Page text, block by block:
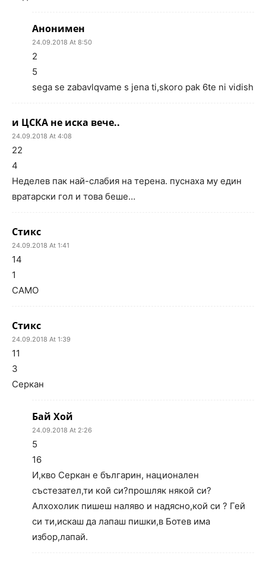
Анонимен
24.09.2018 At 8:50
2
5
sega se zabavlqvame s jena ti,skoro pak 6te ni vidish
и ЦСКА не иска вече..
24.09.2018 At 4:08
22
4
Неделев пак най-слабия на терена. пуснаха му един
вратарски гол и това беше…
Стикс
24.09.2018 At 1:41
14
1
САМО
Стикс
24.09.2018 At 1:39
11
3
Серкан
Бай Хой
24.09.2018 At 2:26
5
16
И,кво Серкан е българин, национален
състезател,ти кой си?прошляк някой си?
Алхохолик пишеш наляво и надясно,кой си ? Гей
си ти,искаш да лапаш пишки,в Ботев има
избор,лапай.